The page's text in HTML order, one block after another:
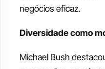
negócios eficaz.
Diversidade como
Michael Bush